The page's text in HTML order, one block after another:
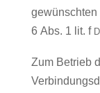
gewünschten
6 Abs. 1 lit. f
Zum Betrieb